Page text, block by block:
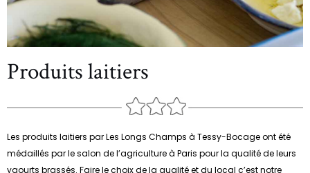
Produits laitiers
Les produits laitiers par Les Longs Champs à Tessy-Bocage ont été
médaillés par le salon de l’agriculture à Paris pour la qualité de leurs
yaourts brassés. Faire le choix de la qualité et du local c’est notre